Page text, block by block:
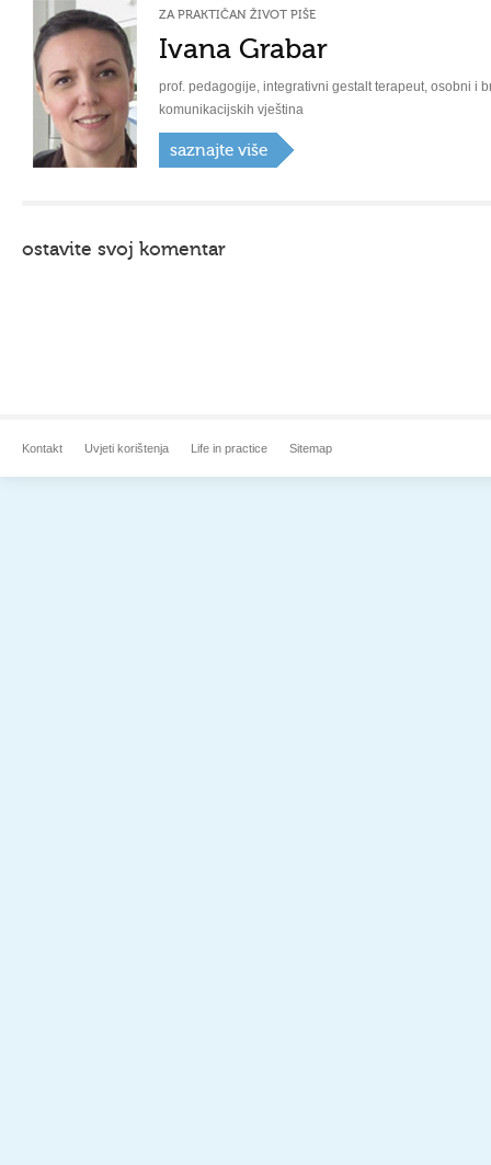
ZA PRAKTIČAN ŽIVOT PIŠE
Ivana Grabar
prof. pedagogije, integrativni gestalt terapeut, osobni i
komunikacijskih vještina
saznajte više
ostavite svoj komentar
Kontakt Uvjeti korištenja Life in practice Sitemap